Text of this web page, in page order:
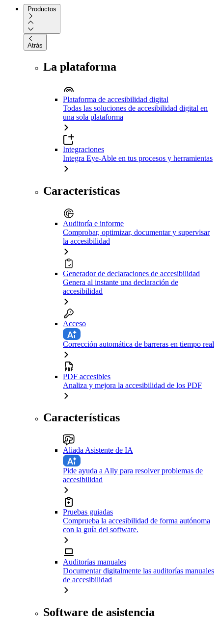
Productos
Atrás
La plataforma
Plataforma de accesibilidad digital
Todas las soluciones de accesibilidad digital en
una sola plataforma
Integraciones
Integra Eye-Able en tus procesos y herramientas
Características
Auditoría e informe
Comprobar, optimizar, documentar y supervisar
la accesibilidad
Generador de declaraciones de accesibilidad
Genera al instante una declaración de
accesibilidad
Acceso
Corrección automática de barreras en tiempo real
PDF accesibles
Analiza y mejora la accesibilidad de los PDF
Características
Aliada Asistente de IA
Pide ayuda a Ally para resolver problemas de
accesibilidad
Pruebas guiadas
Comprueba la accesibilidad de forma autónoma
con la guía del software.
Auditorías manuales
Documentar digitalmente las auditorías manuales
de accesibilidad
Software de asistencia